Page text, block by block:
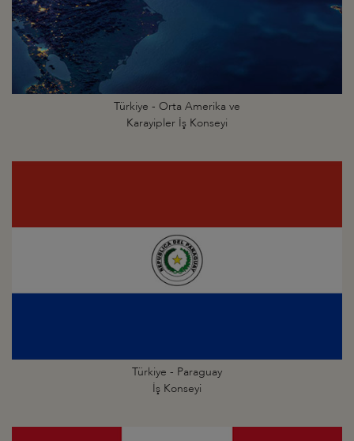
Türkiye - Orta Amerika ve
Karayipler İş Konseyi
Türkiye - Paraguay
İş Konseyi